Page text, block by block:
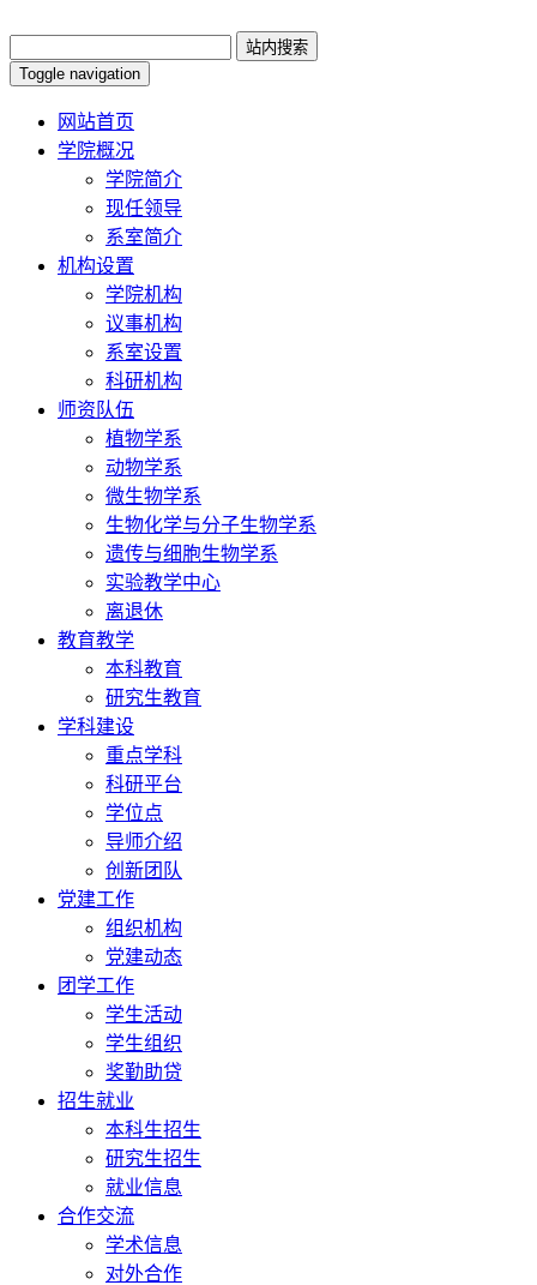
Toggle navigation
网站首页
学院概况
学院简介
现任领导
系室简介
机构设置
学院机构
议事机构
系室设置
科研机构
师资队伍
植物学系
动物学系
微生物学系
生物化学与分子生物学系
遗传与细胞生物学系
实验教学中心
离退休
教育教学
本科教育
研究生教育
学科建设
重点学科
科研平台
学位点
导师介绍
创新团队
党建工作
组织机构
党建动态
团学工作
学生活动
学生组织
奖勤助贷
招生就业
本科生招生
研究生招生
就业信息
合作交流
学术信息
对外合作